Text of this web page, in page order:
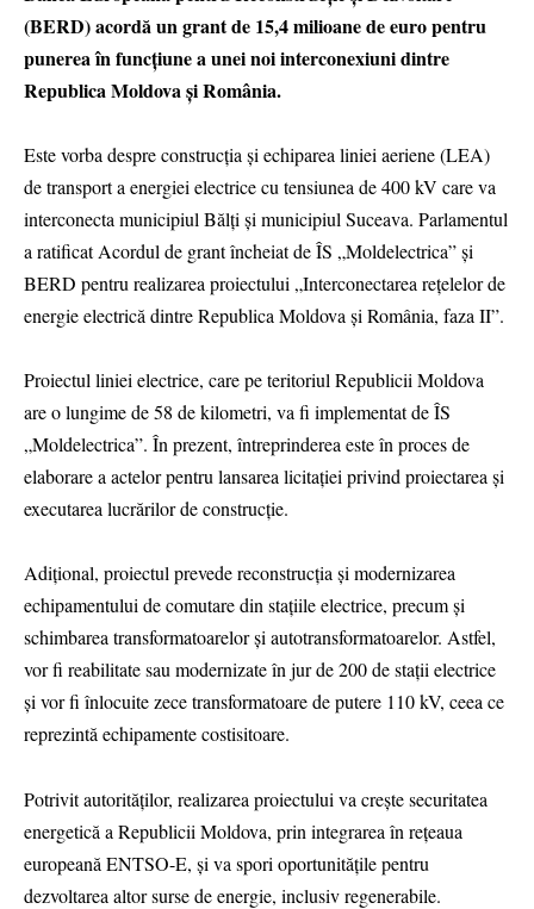
(BERD) acordă un grant de 15,4 milioane de euro pentru
punerea în funcțiune a unei noi interconexiuni dintre
Republica Moldova și România.
Este vorba despre construcția și echiparea liniei aeriene (LEA)
de transport a energiei electrice cu tensiunea de 400 kV care va
interconecta municipiul Bălți și municipiul Suceava. Parlamentul
a ratificat Acordul de grant încheiat de ÎS „Moldelectrica” și
BERD pentru realizarea proiectului „Interconectarea rețelelor de
energie electrică dintre Republica Moldova și România, faza II”.
Proiectul liniei electrice, care pe teritoriul Republicii Moldova
are o lungime de 58 de kilometri, va fi implementat de ÎS
„Moldelectrica”. În prezent, întreprinderea este în proces de
elaborare a actelor pentru lansarea licitației privind proiectarea și
executarea lucrărilor de construcție.
Adițional, proiectul prevede reconstrucția și modernizarea
echipamentului de comutare din stațiile electrice, precum și
schimbarea transformatoarelor și autotransformatoarelor. Astfel,
vor fi reabilitate sau modernizate în jur de 200 de stații electrice
și vor fi înlocuite zece transformatoare de putere 110 kV, ceea ce
reprezintă echipamente costisitoare.
Potrivit autorităților, realizarea proiectului va crește securitatea
energetică a Republicii Moldova, prin integrarea în rețeaua
europeană ENTSO-E, și va spori oportunitățile pentru
dezvoltarea altor surse de energie, inclusiv regenerabile.